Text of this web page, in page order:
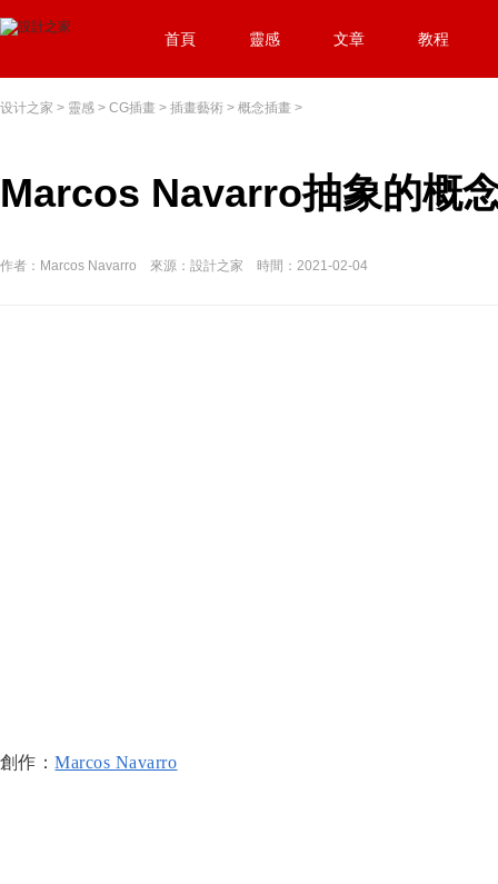
首頁 靈感 文章 教程
设计之家 > 靈感 > CG插畫 > 插畫藝術 > 概念插畫 >
Marcos Navarro抽象的概
作者：Marcos Navarro 來源：設計之家 時間：2021-02-04
創作：Marcos Navarro